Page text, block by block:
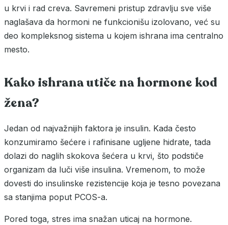
u krvi i rad creva. Savremeni pristup zdravlju sve više
naglašava da hormoni ne funkcionišu izolovano, već su
deo kompleksnog sistema u kojem ishrana ima centralno
mesto.
Kako ishrana utiče na hormone kod
žena?
Jedan od najvažnijih faktora je insulin. Kada često
konzumiramo šećere i rafinisane ugljene hidrate, tada
dolazi do naglih skokova šećera u krvi, što podstiče
organizam da luči više insulina. Vremenom, to može
dovesti do insulinske rezistencije koja je tesno povezana
sa stanjima poput PCOS-a.
Pored toga, stres ima snažan uticaj na hormone.